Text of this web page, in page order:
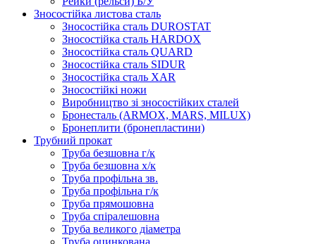
Зносостійка листова сталь
Зносостійка сталь DUROSTAT
Зносостійка сталь HARDOX
Зносостійка сталь QUARD
Зносостійка сталь SIDUR
Зносостійка сталь XAR
Зносостійкі ножи
Виробництво зі зносостійких сталей
Бронесталь (ARMOX, MARS, MILUX)
Бронеплити (бронепластини)
Трубний прокат
Труба безшовна г/к
Труба безшовна х/к
Труба профільна зв.
Труба профільна г/к
Труба прямошовна
Труба спіралешовна
Труба великого діаметра
Труба оцинкована